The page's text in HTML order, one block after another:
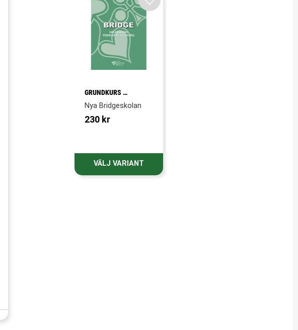
GRUNDKURS
Nya Bridgeskolan
230 kr
Lägg till i favoriter